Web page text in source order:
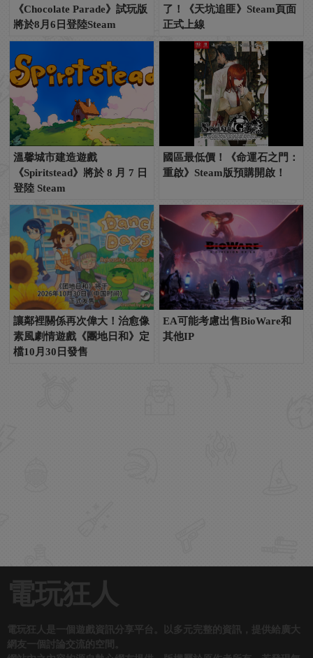
《Chocolate Parade》試玩版
將於8月6日登陸Steam
了！《天坑追匪》Steam頁面
正式上線
溫馨城市建造遊戲
《Spiritstead》將於 8 月 7 日
登陸 Steam
國區最低價！《命運石之門：
重啟》Steam版預購開啟！
讓鄰裡關係再次偉大！治愈像
素風劇情遊戲《團地日和》定
檔10月30日發售
EA可能考慮出售BioWare和
其他IP
電玩狂人
電玩狂人是一個遊戲資訊分享平台。以多元完整的資訊，提供給廣大
網友一個討論交流的空間。